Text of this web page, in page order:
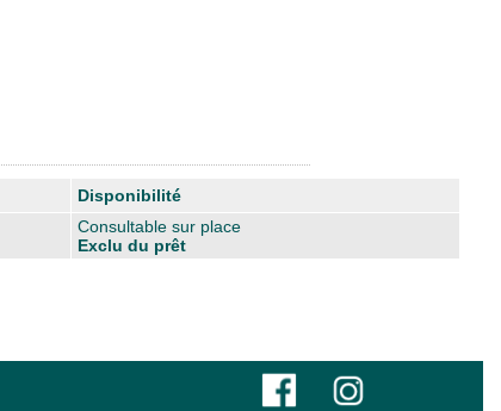
Disponibilité
Consultable sur place
Exclu du prêt